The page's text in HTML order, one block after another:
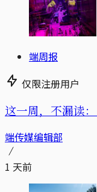
端周报
仅限注册用户
这一周，不漏读
端传媒编辑部
1 天前